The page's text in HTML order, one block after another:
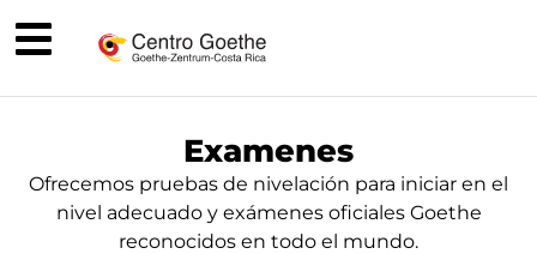
Examenes
Ofrecemos pruebas de nivelación para iniciar en el
nivel adecuado y exámenes oficiales Goethe
reconocidos en todo el mundo.